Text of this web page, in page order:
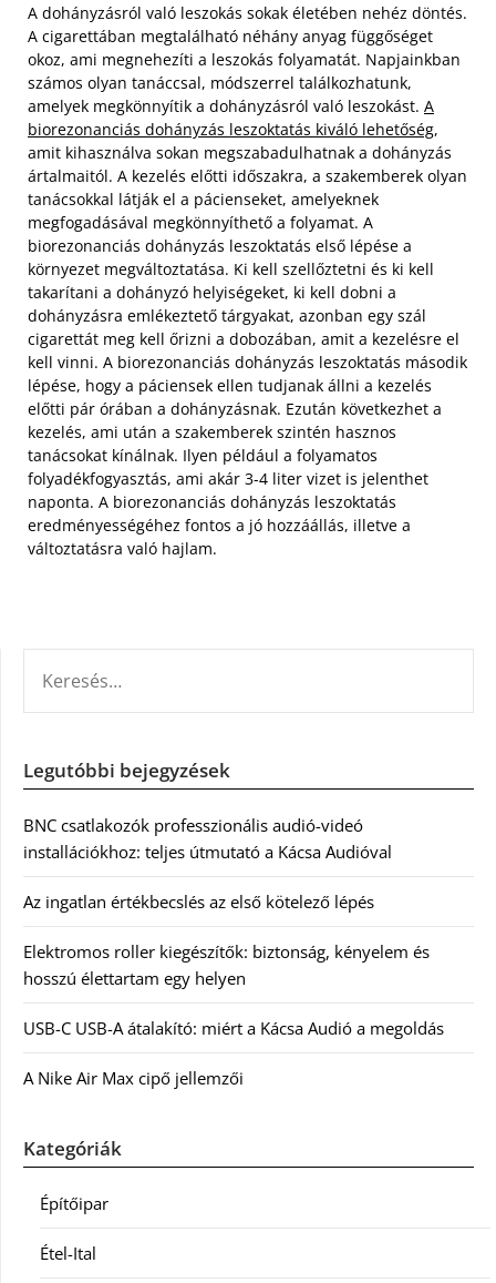
A dohányzásról való leszokás sokak életében nehéz döntés.
A cigarettában megtalálható néhány anyag függőséget
okoz, ami megnehezíti a leszokás folyamatát. Napjainkban
számos olyan tanáccsal, módszerrel találkozhatunk,
amelyek megkönnyítik a dohányzásról való leszokást. A
biorezonanciás dohányzás leszoktatás kiváló lehetőség,
amit kihasználva sokan megszabadulhatnak a dohányzás
ártalmaitól. A kezelés előtti időszakra, a szakemberek olyan
tanácsokkal látják el a pácienseket, amelyeknek
megfogadásával megkönnyíthető a folyamat. A
biorezonanciás dohányzás leszoktatás első lépése a
környezet megváltoztatása. Ki kell szellőztetni és ki kell
takarítani a dohányzó helyiségeket, ki kell dobni a
dohányzásra emlékeztető tárgyakat, azonban egy szál
cigarettát meg kell őrizni a dobozában, amit a kezelésre el
kell vinni. A biorezonanciás dohányzás leszoktatás második
lépése, hogy a páciensek ellen tudjanak állni a kezelés
előtti pár órában a dohányzásnak. Ezután következhet a
kezelés, ami után a szakemberek szintén hasznos
tanácsokat kínálnak. Ilyen például a folyamatos
folyadékfogyasztás, ami akár 3-4 liter vizet is jelenthet
naponta. A biorezonanciás dohányzás leszoktatás
eredményességéhez fontos a jó hozzáállás, illetve a
változtatásra való hajlam.
Legutóbbi bejegyzések
BNC csatlakozók professzionális audió-videó
installációkhoz: teljes útmutató a Kácsa Audióval
Az ingatlan értékbecslés az első kötelező lépés
Elektromos roller kiegészítők: biztonság, kényelem és
hosszú élettartam egy helyen
USB-C USB-A átalakító: miért a Kácsa Audió a megoldás
A Nike Air Max cipő jellemzői
Kategóriák
Építőipar
Étel-Ital